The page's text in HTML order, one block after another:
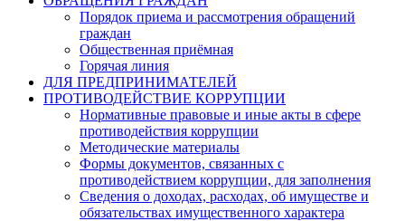
Порядок приема и рассмотрения обращений
граждан
Общественная приёмная
Горячая линия
ДЛЯ ПРЕДПРИНИМАТЕЛЕЙ
ПРОТИВОДЕЙСТВИЕ КОРРУПЦИИ
Нормативные правовые и иные акты в сфере
противодействия коррупции
Методические материалы
Формы документов, связанных с
противодействием коррупции, для заполнения
Сведения о доходах, расходах, об имуществе и
обязательствах имущественного характера